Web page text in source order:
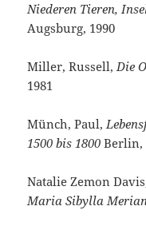
Niederen Tieren,
Augsburg, 1990
Miller, Russell,Die
1981
Münch, Paul,
1500 bis 1800 Berlin,
Natalie Zemon
Maria Sibylla